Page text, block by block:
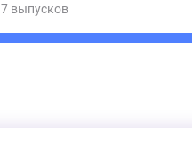
7 выпусков